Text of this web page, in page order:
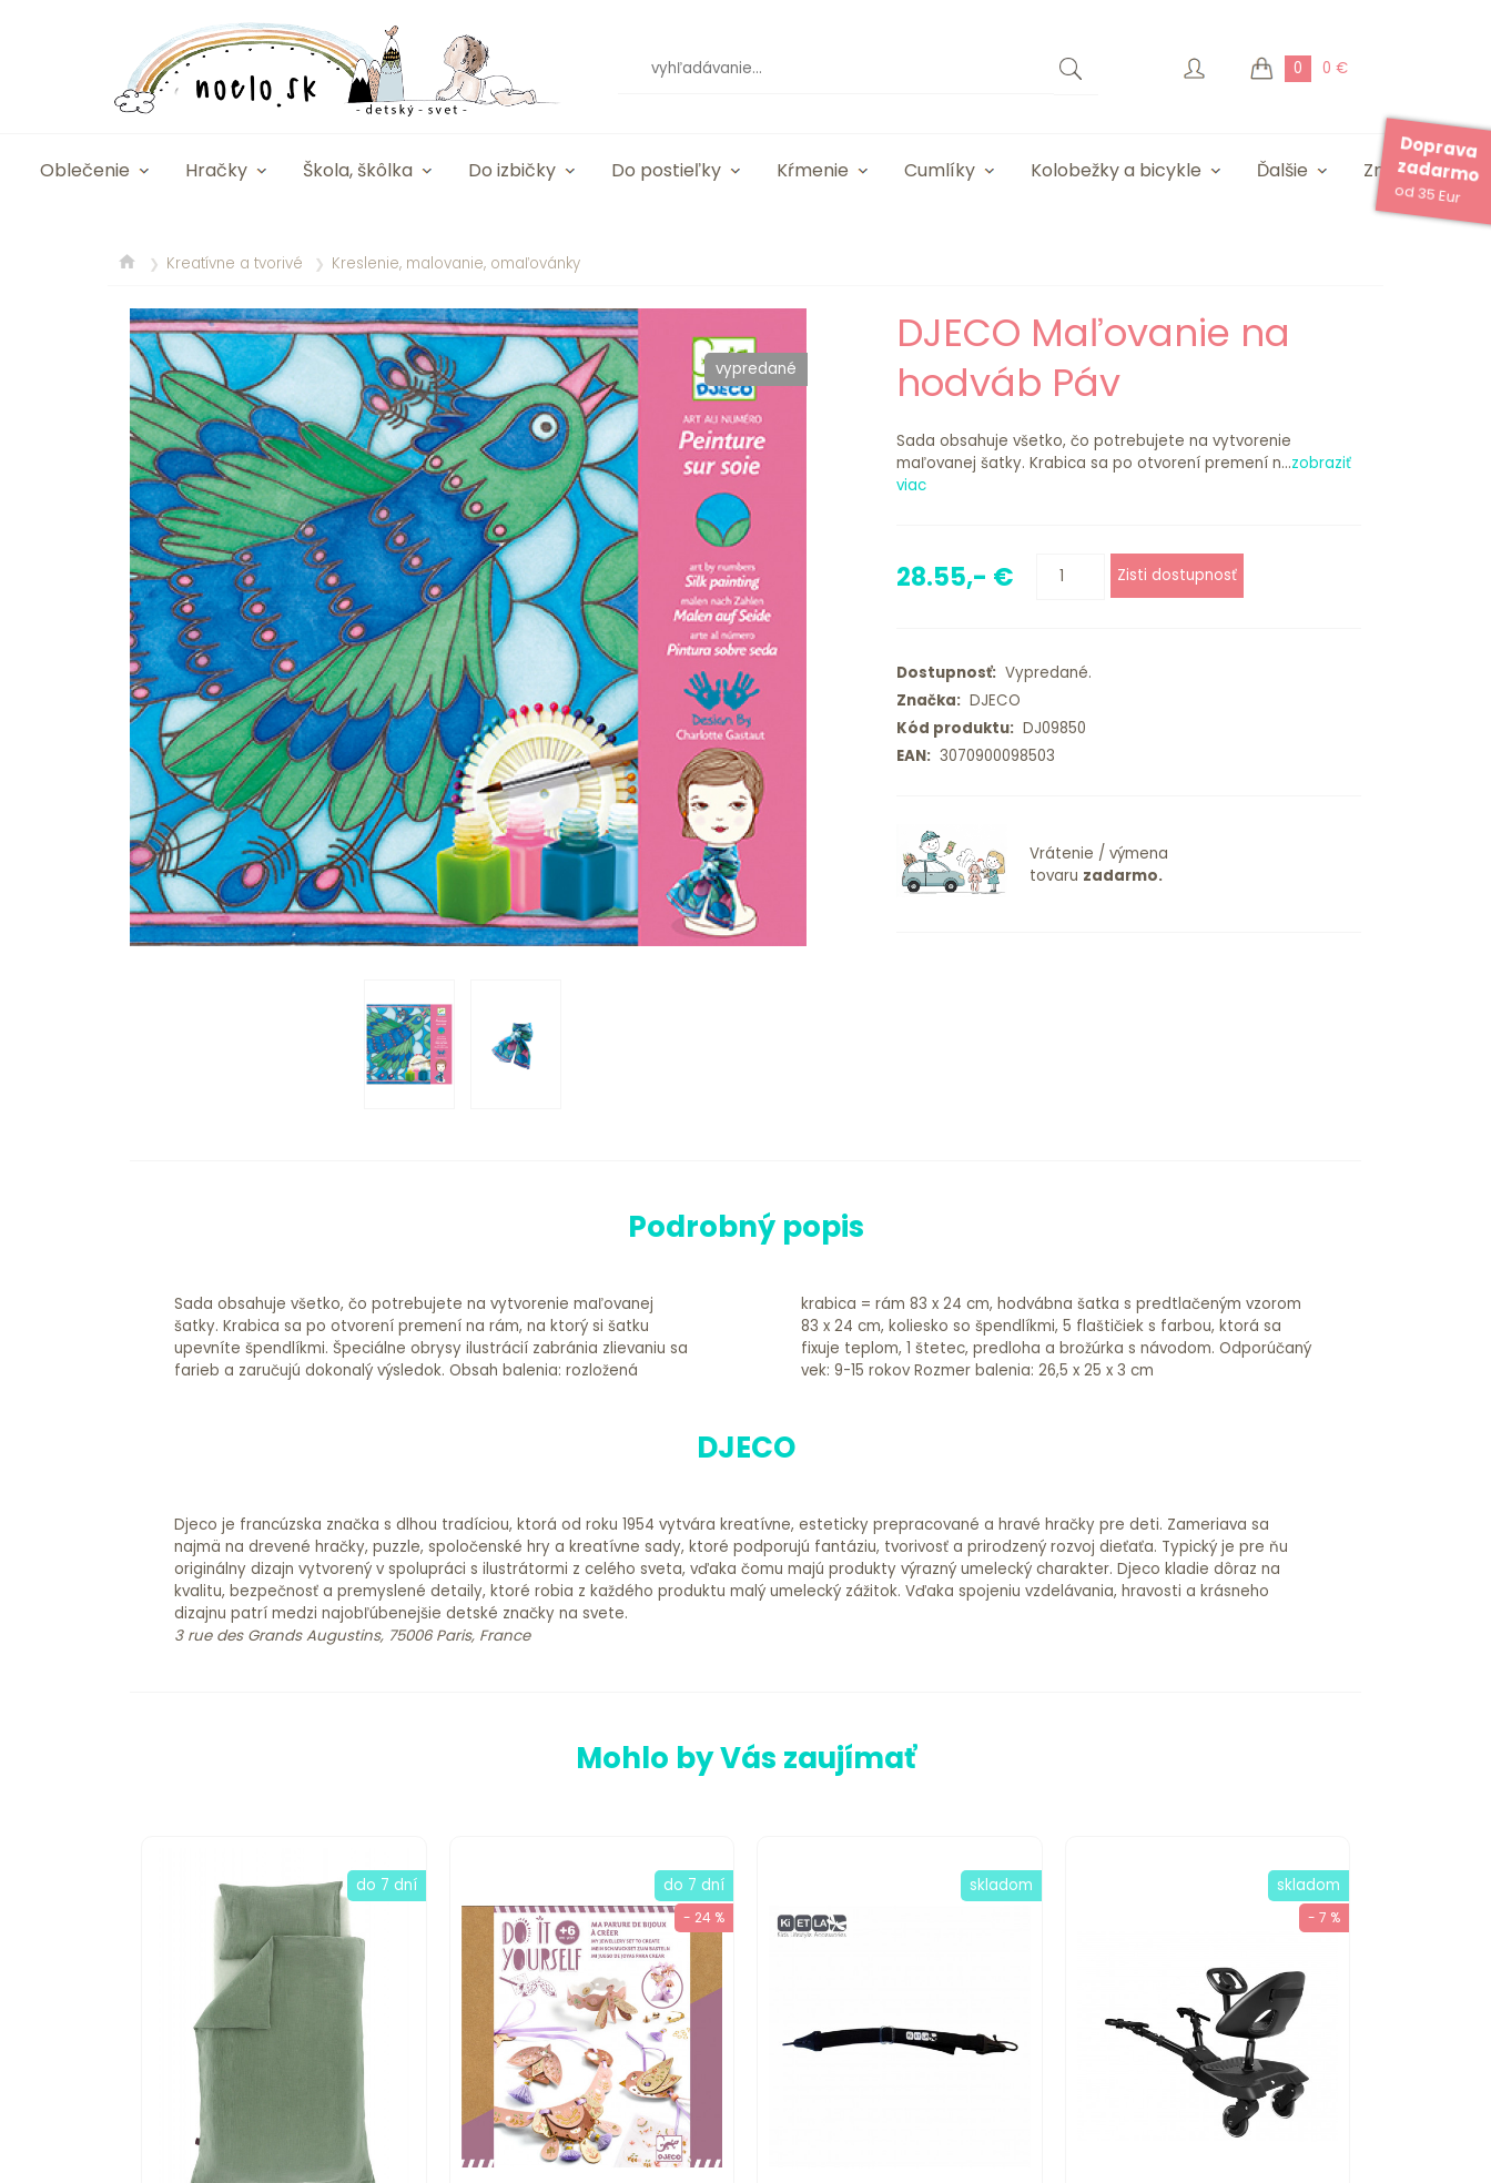
0 0 €
Doprava
zadarmo
od 35 Eur
Oblečenie Hračky Škola, škôlka Do izbičky Do postieľky Kŕmenie Cumlíky Kolobežky a bicykle Ďalšie Značky
❯ Kreatívne a tvorivé ❯ Kreslenie, malovanie, omaľovánky
vypredané
DJECO Maľovanie na
hodváb Páv
Sada obsahuje všetko, čo potrebujete na vytvorenie
maľovanej šatky. Krabica sa po otvorení premení n...zobraziť
viac
28.55,- €
Dostupnosť:Vypredané.
Značka:DJECO
Kód produktu:DJ09850
EAN:3070900098503
Vrátenie / výmena
tovaru zadarmo.
Podrobný popis
Sada obsahuje všetko, čo potrebujete na vytvorenie maľovanej
šatky. Krabica sa po otvorení premení na rám, na ktorý si šatku
upevníte špendlíkmi. Špeciálne obrysy ilustrácií zabránia zlievaniu sa
farieb a zaručujú dokonalý výsledok. Obsah balenia: rozložená
krabica = rám 83 x 24 cm, hodvábna šatka s predtlačeným vzorom
83 x 24 cm, koliesko so špendlíkmi, 5 flaštičiek s farbou, ktorá sa
fixuje teplom, 1 štetec, predloha a brožúrka s návodom. Odporúčaný
vek: 9-15 rokov Rozmer balenia: 26,5 x 25 x 3 cm
DJECO
Djeco je francúzska značka s dlhou tradíciou, ktorá od roku 1954 vytvára kreatívne, esteticky prepracované a hravé hračky pre deti. Zameriava sa
najmä na drevené hračky, puzzle, spoločenské hry a kreatívne sady, ktoré podporujú fantáziu, tvorivosť a prirodzený rozvoj dieťaťa. Typický je pre ňu
originálny dizajn vytvorený v spolupráci s ilustrátormi z celého sveta, vďaka čomu majú produkty výrazný umelecký charakter. Djeco kladie dôraz na
kvalitu, bezpečnosť a premyslené detaily, ktoré robia z každého produktu malý umelecký zážitok. Vďaka spojeniu vzdelávania, hravosti a krásneho
dizajnu patrí medzi najobľúbenejšie detské značky na svete.
3 rue des Grands Augustins, 75006 Paris, France
Mohlo by Vás zaujímať
do 7 dní do 7 dní
- 24 %
skladom skladom
- 7 %